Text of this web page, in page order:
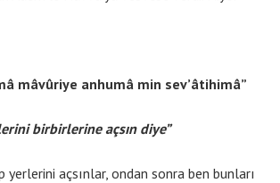
mâvûriye anhumâ min sev’âtihimâ”
birbirlerine açsın diye”
yerlerini açsınlar, ondan sonra ben bunları